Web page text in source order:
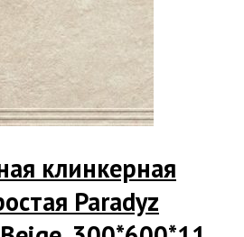
клинкерная
Paradyz